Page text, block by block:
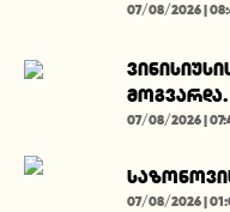
07/08/2026 |
მოგვარდა.
07/08/2026 |
07/08/2026 |